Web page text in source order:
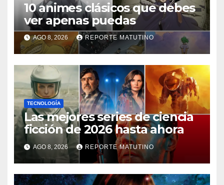
10 animes clásicos que debes
ver apenas puedas
AGO 8, 2026 REPORTE MATUTINO
TECNOLOGÍA
Las mejores series de ciencia
ficción de 2026 hasta ahora
AGO 8, 2026 REPORTE MATUTINO